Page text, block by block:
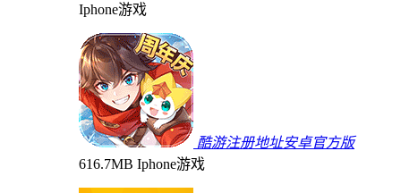
Iphone游戏
酷游注册地址安卓官方版
616.7MB Iphone游戏